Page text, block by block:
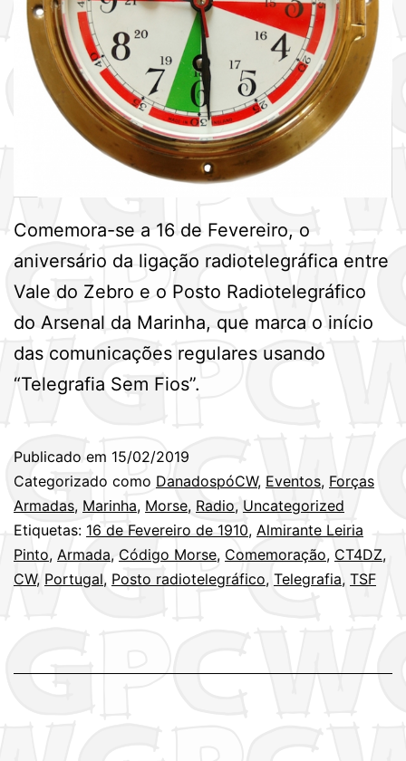
Comemora-se a 16 de Fevereiro, o
aniversário da ligação radiotelegráfica entre
Vale do Zebro e o Posto Radiotelegráfico
do Arsenal da Marinha, que marca o início
das comunicações regulares usando
“Telegrafia Sem Fios”.
Publicado em 15/02/2019
Categorizado como DanadospóCW, Eventos, Forças
Armadas, Marinha, Morse, Radio, Uncategorized
Etiquetas: 16 de Fevereiro de 1910, Almirante Leiria
Pinto, Armada, Código Morse, Comemoração, CT4DZ,
CW, Portugal, Posto radiotelegráfico, Telegrafia, TSF